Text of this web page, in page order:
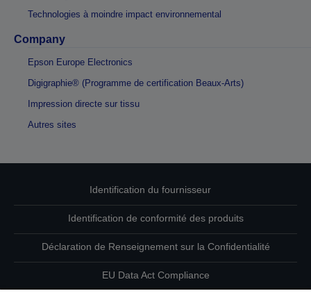
Technologies à moindre impact environnemental
Company
Epson Europe Electronics
Digigraphie® (Programme de certification Beaux-Arts)
Impression directe sur tissu
Autres sites
Identification du fournisseur
Identification de conformité des produits
Déclaration de Renseignement sur la Confidentialité
EU Data Act Compliance